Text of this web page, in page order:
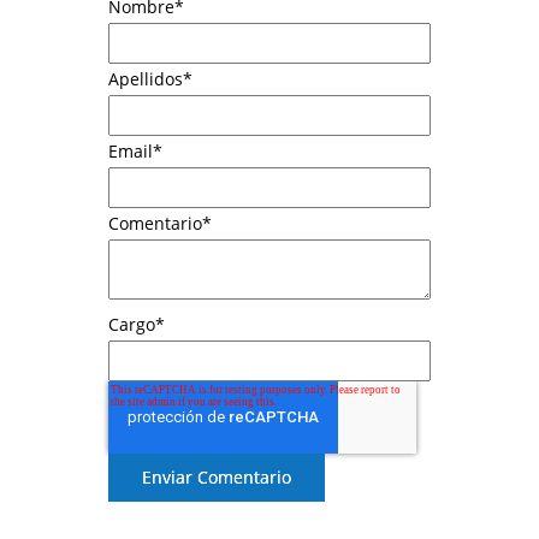
Nombre*
Apellidos*
Email*
Comentario*
Cargo*